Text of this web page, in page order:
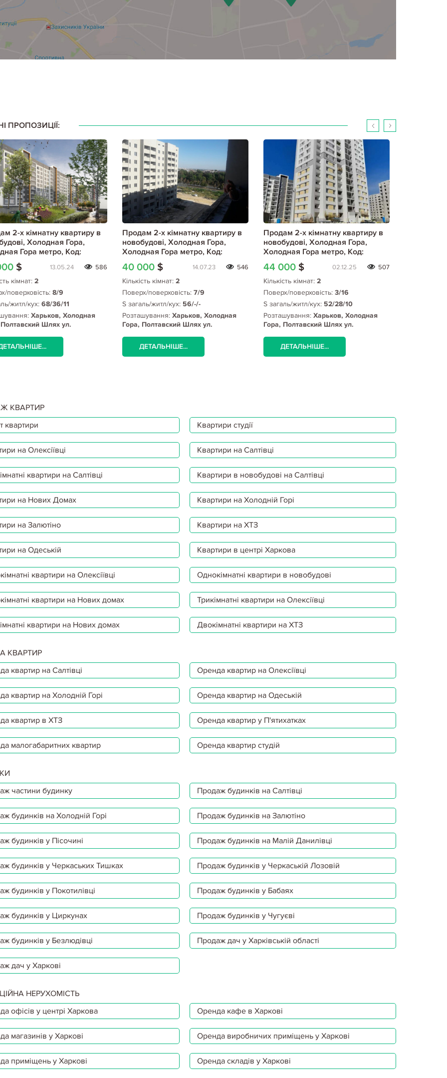
ПРОПОЗИЦІЇ:
2-х кімнатну квартиру в
Холодная Гора,
Гора метро, Код:
17$ 13.05.24 586
кімнат: 2
поверховість: 8/9
житл/кух: 68/36/11
Харьков, Холодная
Шлях ул.
Продам 2-х кімнатну квартиру в
новобудові, Холодная Гора,
Холодная Гора метро, Код:
769699/1
40 000 $ 14.07.23 546
Кількість кімнат: 2
Поверх/поверховість: 7/9
S загаль/житл/кух: 56/-/-
Розташування: Харьков, Холодная
Гора, Полтавский Шлях ул.
метроДЕТАЛЬНІШЕ...
Продам 2-х кімнатну квартиру в
новобудові, Холодная Гора,
Холодная Гора метро, Код:
773102/2
44 000 $ 02.12.25 507
Кількість кімнат: 2
Поверх/поверховість: 3/16
S загаль/житл/кух: 52/28/10
Розташування: Харьков, Холодная
Гора, Полтавский Шлях ул.
метроДЕТАЛЬНІШЕ...
КВАРТИР
квартири
Квартири студії
на Олексіївці Квартири на Салтівці
квартири на Салтівці Квартири в новобудові на Салтівці
на Нових Домах Квартири на Холодній Горі
на Залютіно Квартири на ХТЗ
на Одеській Квартири в центрі Харкова
квартири на Олексіївці Однокімнатні квартири в новобудові
квартири на Нових домах Трикімнатні квартири на Олексіївці
квартири на Нових домах Двокімнатні квартири на ХТЗ
КВАРТИР
квартир на Салтівці
Оренда квартир на Олексіївці
квартир на Холодній Горі Оренда квартир на Одеській
квартир в ХТЗ Оренда квартир у П'ятихатках
малогабаритних квартир Оренда квартир студій
частини будинку
Продаж будинків на Салтівці
будинків на Холодній Горі Продаж будинків на Залютіно
будинків у Пісочині Продаж будинків на Малій Данилівці
будинків у Черкаських Тишках Продаж будинків у Черкаській Лозовій
будинків у Покотилівці Продаж будинків у Бабаях
будинків у Циркунах Продаж будинків у Чугуєві
будинків у Безлюдівці Продаж дач у Харківській області
дач у Харкові
НЕРУХОМІСТЬ
офісів у центрі Харкова
Оренда кафе в Харкові
магазинів у Харкові Оренда виробничих приміщень у Харкові
приміщень у Харкові Оренда складів у Харкові